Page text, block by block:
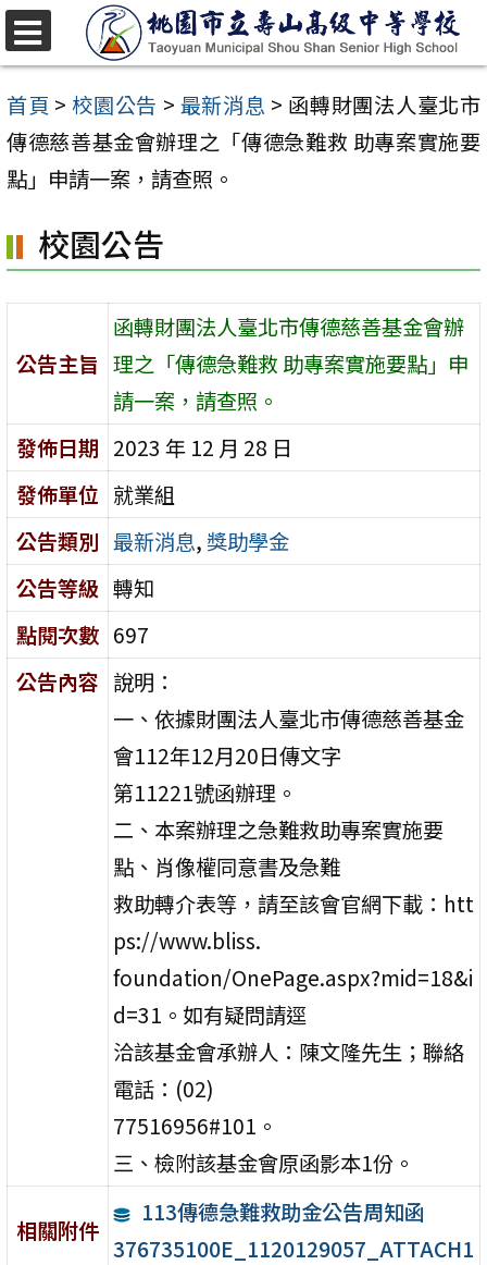
跳
至
主
要
內
區
首頁 > 校園公告 > 最新消息 > 函轉財團法人臺北市
傳德慈善基金會辦理之「傳德急難救 助專案實施要
點」申請一案，請查照。
校園公告
公告主旨
函轉財團法人臺北市傳德慈善基金會辦
理之「傳德急難救 助專案實施要點」申
請一案，請查照。
發佈日期 2023 年 12 月 28 日
發佈單位 就業組
公告類別 最新消息, 獎助學金
公告等級 轉知
點閱次數 697
公告內容 說明：
一、依據財團法人臺北市傳德慈善基金
會112年12月20日傳文字
第11221號函辦理。
二、本案辦理之急難救助專案實施要
點、肖像權同意書及急難
救助轉介表等，請至該會官網下載：htt
ps://www.bliss.
foundation/OnePage.aspx?mid=18&i
d=31。如有疑問請逕
洽該基金會承辦人：陳文隆先生；聯絡
電話：(02)
77516956#101。
三、檢附該基金會原函影本1份。
相關附件
113傳德急難救助金公告周知函
376735100E_1120129057_ATTACH1
選
單